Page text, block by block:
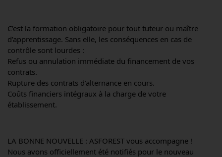
C’est la formation obligatoire pour tout tuteur ou maître
d’apprentissage. Sans elle, les conséquences en cas de
contrôle sont lourdes :
Refus ou annulation immédiate du financement de vos
contrats.
Rupture des contrats d’alternance en cours.
Coûts financiers intégraux à la charge de votre
établissement.
LA BONNE NOUVELLE : ASFOREST vous accompagne !
Nous avons officiellement été notifiés pour le nouveau